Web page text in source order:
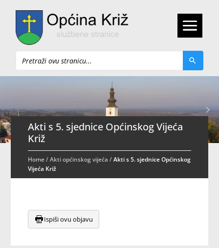
Pretraži
Akti s 5. sjednice Općinskog Vijeća
Križ
Home/Akti općinskog vijeća /Akti s 5. sjednice Općinskog
Vijeća Križ
Ispiši ovu objavu